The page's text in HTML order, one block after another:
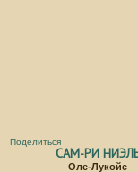
Поделиться
САМ-РИ
Оле-Лукойе